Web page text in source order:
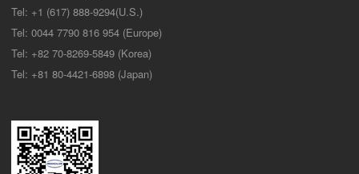
Tel: +1 (617) 888-9294(U.S.)
Tel: 0044 7790 816 954 (Europe)
Tel: +82 70-8269-5849 (Korea)
Tel: +81 80-4421-6898 (Japan)